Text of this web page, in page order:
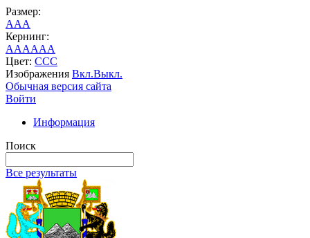
Размер:
AAA
Кернинг:
AAAAAA
Цвет: CCC
Изображения Вкл.Выкл.
Обычная версия сайта
Войти
Информация
Поиск
Все результаты